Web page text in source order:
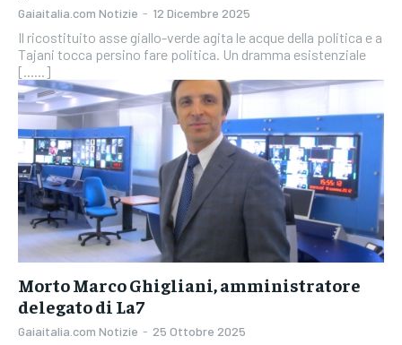
Gaiaitalia.com Notizie - 12 Dicembre 2025
Il ricostituito asse giallo-verde agita le acque della politica e a
Tajani tocca persino fare politica. Un dramma esistenziale
[......]
Morto Marco Ghigliani, amministratore
delegato di La7
Gaiaitalia.com Notizie - 25 Ottobre 2025